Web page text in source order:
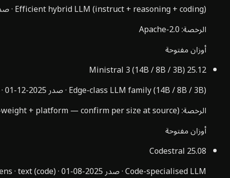
Efficient hybrid LLM (instruct + reasoning + coding)
·
الرخصة:
Apache-2.0
أوزان مفتوحة
Ministral 3 (14B / 8B / 3B)25.12
Edge-class LLM family (14B / 8B / 3B)
·صدر2025-12-01
·
الرخصة:
+ platform — confirm per size at source)
أوزان مفتوحة
Codestral25.08
Code-specialised LLM
·صدر2025-08-01
·
·text (code)